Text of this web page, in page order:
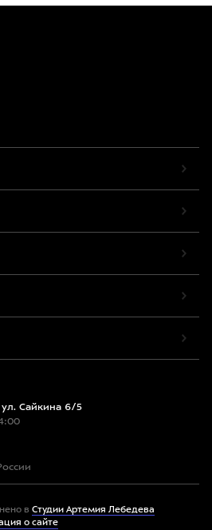
Сайкина 6/5
в Студии Артемия Лебедева
о сайте